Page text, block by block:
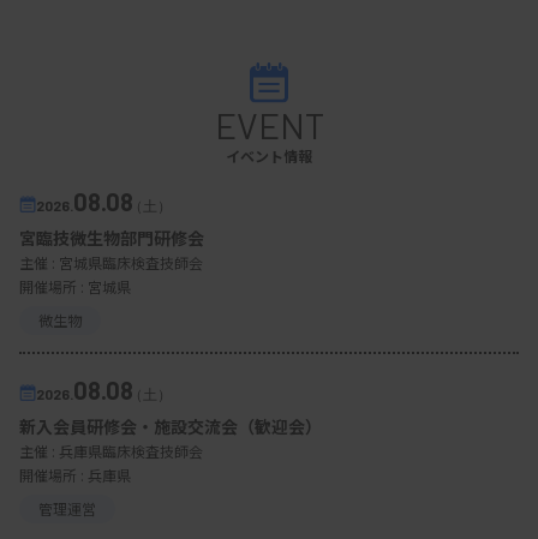
EVENT
イベント情報
2026. 08.08（土）
宮臨技微生物部門研修会
主催 : 宮城県臨床検査技師会
開催場所 : 宮城県
微生物
2026. 08.08（土）
新入会員研修会・施設交流会（歓迎会）
主催 : 兵庫県臨床検査技師会
開催場所 : 兵庫県
管理運営